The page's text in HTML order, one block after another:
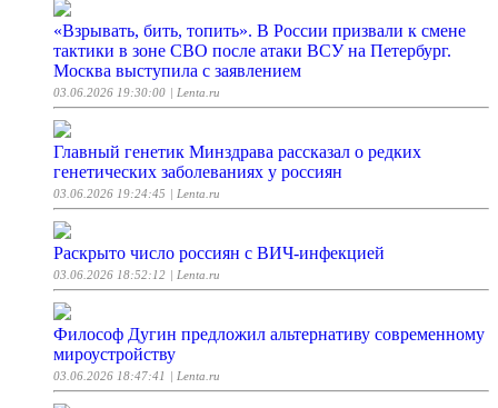
«Взрывать, бить, топить». В России призвали к смене
тактики в зоне СВО после атаки ВСУ на Петербург.
Москва выступила с заявлением
03.06.2026 19:30:00 | Lenta.ru
Главный генетик Минздрава рассказал о редких
генетических заболеваниях у россиян
03.06.2026 19:24:45 | Lenta.ru
Раскрыто число россиян с ВИЧ-инфекцией
03.06.2026 18:52:12 | Lenta.ru
Философ Дугин предложил альтернативу современному
мироустройству
03.06.2026 18:47:41 | Lenta.ru